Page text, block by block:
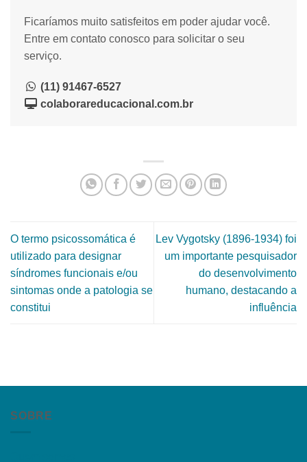
Ficaríamos muito satisfeitos em poder ajudar você.
Entre em contato conosco para solicitar o seu
serviço.
(11) 91467-6527
colaborareducacional.com.br
O termo psicossomática é
utilizado para designar
síndromes funcionais e/ou
sintomas onde a patologia se
constitui
Lev Vygotsky (1896-1934) foi
um importante pesquisador
do desenvolvimento
humano, destacando a
influência
SOBRE